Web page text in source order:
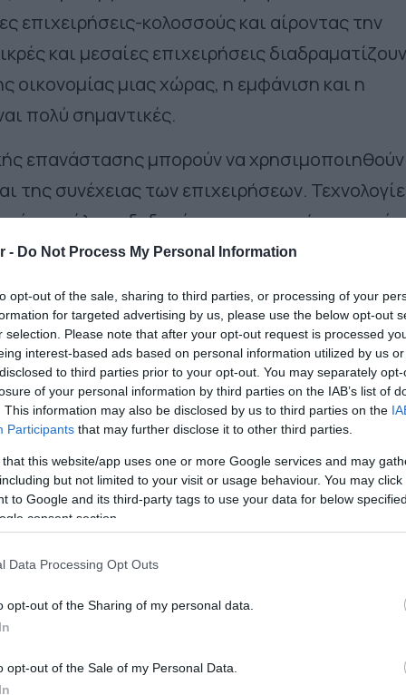
- Do Not Process My Personal Information
opt-out of the sale, sharing to third parties, or processing of your
for targeted advertising by us, please use the below opt-out
selection. Please note that after your opt-out request is processed
interest-based ads based on personal information utilized by us
to third parties prior to your opt-out. You may separately
of your personal information by third parties on the IAB’s list of
This information may also be disclosed by us to third parties on the
Participants that may further disclose it to other third parties.
that this website/app uses one or more Google services and may
but not limited to your visit or usage behaviour. You may
to Google and its third-party tags to use your data for below
consent section.
Data Processing Opt Outs
opt-out of the Sharing of my personal data.
opt-out of the Sale of my Personal Data.
επιχειρήσεις-κολοσσούς και αίροντας την
και μεσαίες επιχειρήσεις διαδραματίζουν
οικονομίας μιας χώρας, η εμφάνιση και η
πολύ σημαντικές.
επανάστασης μπορούν να χρησιμοποιηθούν
της συνέχειας των επιχειρήσεων.
η ανάλυση δεδομένων, η τεχνητή
εμπόριο και το Διαδίκτυο των
και την ευελιξία των οργανισμών και να
από τους ομολόγους τους σε ταραχώδη ή
διαφορετικό βαθμό ψηφιακών
να συνοψιστούν σε τρεις
ψηφιακής ωριμότητας που
προς τις ψηφιοποιημένες
ρευστότητας αλλά χαμηλό επίπεδο
να ψηφιοποιήσουν μόνο τη λειτουργία
περιορισμένο ψηφιακό γραμματισμό αλλά
κεφαλαίου. Άλλα ευρήματα
των ΜΜΕ έχουν σημαντικό αντίκτυπο
Εμπειρικά ευρήματα αποκαλύπτουν ότι η
για την επιβίωση μιας ΜΜΕ κατά τη
θετικού αντίκτυπου της καινοτομίας